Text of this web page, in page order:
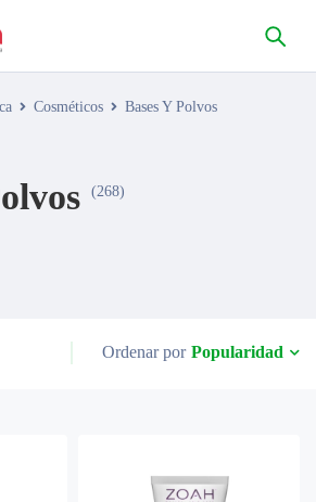
Cosméticos Bases Y Polvos
(268)
Ordenar por Popularidad